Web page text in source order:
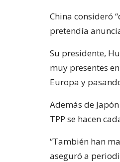
China consideró
pretendía
Su presidente,
muy presentes
Europa y
Además de
TPP se hacen
“También han
aseguró a